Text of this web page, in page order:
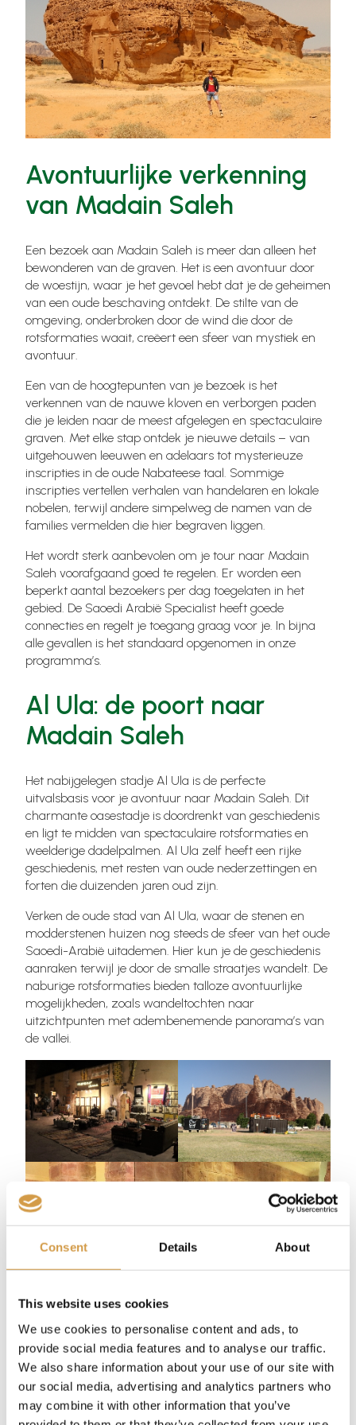
Consent Details About
This website uses cookies
We use cookies to personalise content and ads, to
provide social media features and to analyse our traffic.
We also share information about your use of our site with
our social media, advertising and analytics partners who
may combine it with other information that you’ve
Avontuurlijke verkenning
van Madain Saleh
Een bezoek aan Madain Saleh is meer dan alleen het
bewonderen van de graven. Het is een avontuur door
de woestijn, waar je het gevoel hebt dat je de geheimen
van een oude beschaving ontdekt. De stilte van de
omgeving, onderbroken door de wind die door de
rotsformaties waait, creëert een sfeer van mystiek en
avontuur.
Een van de hoogtepunten van je bezoek is het
verkennen van de nauwe kloven en verborgen paden
die je leiden naar de meest afgelegen en spectaculaire
graven. Met elke stap ontdek je nieuwe details – van
uitgehouwen leeuwen en adelaars tot mysterieuze
inscripties in de oude Nabateese taal. Sommige
inscripties vertellen verhalen van handelaren en lokale
nobelen, terwijl andere simpelweg de namen van de
families vermelden die hier begraven liggen.
Het wordt sterk aanbevolen om je tour naar Madain
Saleh voorafgaand goed te regelen. Er worden een
beperkt aantal bezoekers per dag toegelaten in het
gebied. De Saoedi Arabië Specialist heeft goede
connecties en regelt je toegang graag voor je. In bijna
alle gevallen is het standaard opgenomen in onze
programma’s.
Al Ula: de poort naar
Madain Saleh
Het nabijgelegen stadje Al Ula is de perfecte
uitvalsbasis voor je avontuur naar Madain Saleh. Dit
charmante oasestadje is doordrenkt van geschiedenis
en ligt te midden van spectaculaire rotsformaties en
weelderige dadelpalmen. Al Ula zelf heeft een rijke
geschiedenis, met resten van oude nederzettingen en
forten die duizenden jaren oud zijn.
Verken de oude stad van Al Ula, waar de stenen en
modderstenen huizen nog steeds de sfeer van het oude
Saoedi-Arabië uitademen. Hier kun je de geschiedenis
aanraken terwijl je door de smalle straatjes wandelt. De
naburige rotsformaties bieden talloze avontuurlijke
mogelijkheden, zoals wandeltochten naar
uitzichtpunten met adembenemende panorama’s van
de vallei.
Natuurlijke wonderen en